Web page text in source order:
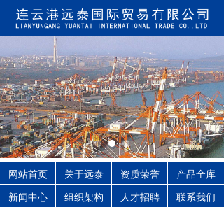
网站首页 关于远泰 资质荣誉
产品全库
新闻中心
组织架构 人才招聘 联系我们